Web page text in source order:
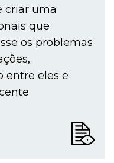
criar uma
que
os problemas
entre eles e